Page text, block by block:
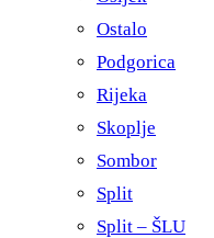
Ostalo
Podgorica
Rijeka
Skoplje
Sombor
Split
Split – ŠLU